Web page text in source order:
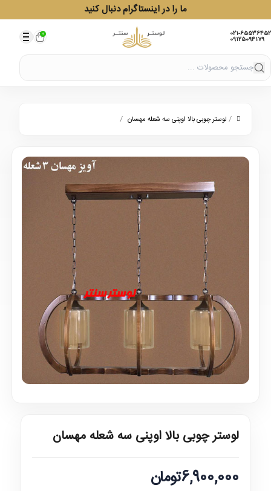
ما را در اینستاگرام دنبال کنید
021-65536452
09125094179
0
/ لوستر چوبی بالا اوپنی سه شعله مهسان /
لوستر چوبی بالا اوپنی سه شعله مهسان
6,900,000تومان